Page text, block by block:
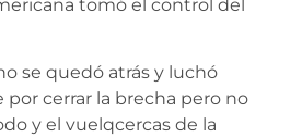
tomó el control del
se quedó atrás y luchó
cerrar la brecha pero no
y el vuelqcercas de la